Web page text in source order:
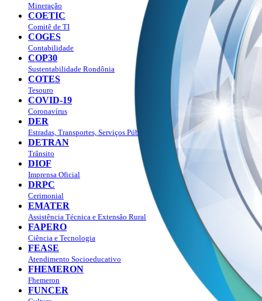
Mineração
COETIC
Comitê de TI
COGES
Contabilidade
COP30
Sustentabilidade Rondônia
COTES
Tesouro
COVID-19
Coronavírus
DER
Estradas, Transportes, Serviços Públicos
DETRAN
Trânsito
DIOF
Imprensa Oficial
DRPC
Cerimonial
EMATER
Assistência Técnica e Extensão Rural
FAPERO
Ciência e Tecnologia
FEASE
Atendimento Socioeducativo
FHEMERON
Fhemeron
FUNCER